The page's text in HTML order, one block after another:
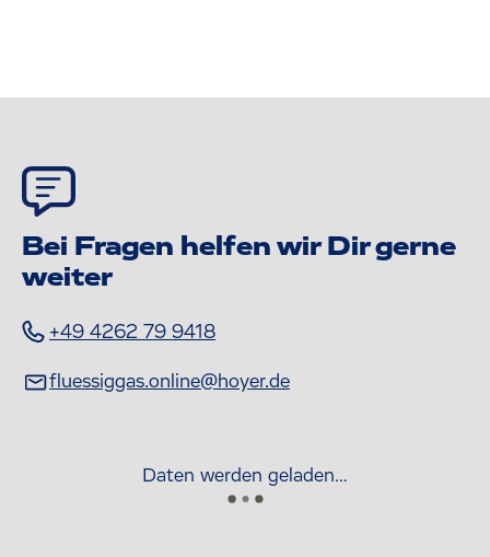
Bei Fragen helfen wir Dir gerne
weiter
+49 4262 79 9418
fluessiggas.online@hoyer.de
Daten werden geladen…